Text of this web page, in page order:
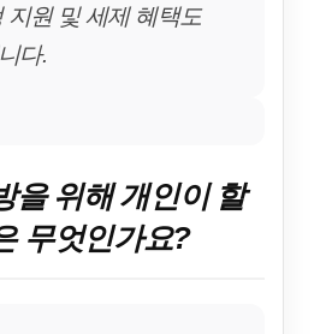
지원 및 세제 혜택도
다.
을 위해 개인이 할
무엇인가요?